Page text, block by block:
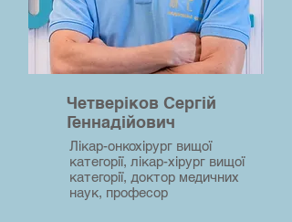
Четверіков Сергій
Геннадійович
Лікар-онкохірург вищої
категорії, лікар-хірург вищої
категорії, доктор медичних
наук, професор